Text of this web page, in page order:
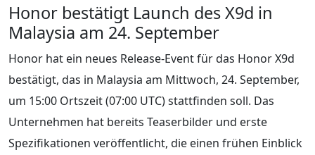
Honor bestätigt Launch des X9d in
Malaysia am 24. September
Honor hat ein neues Release-Event für das Honor X9d
bestätigt, das in Malaysia am Mittwoch, 24. September,
um 15:00 Ortszeit (07:00 UTC) stattfinden soll. Das
Unternehmen hat bereits Teaserbilder und erste
Spezifikationen veröffentlicht, die einen frühen Einblick